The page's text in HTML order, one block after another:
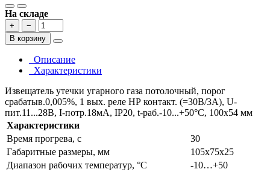
На складе
+
−
В корзину
Описание
Характеристики
Извещатель утечки угарного газа потолочный, порог
срабатыв.0,005%, 1 вых. реле НР контакт. (=30В/3А), U-
пит.11...28В, I-потр.18мА, IP20, t-раб.-10...+50°С, 100х54 мм
Характеристики
Время прогрева, с
30
Габаритные размеры, мм
105х75х25
Диапазон рабочих температур, °С
-10…+50